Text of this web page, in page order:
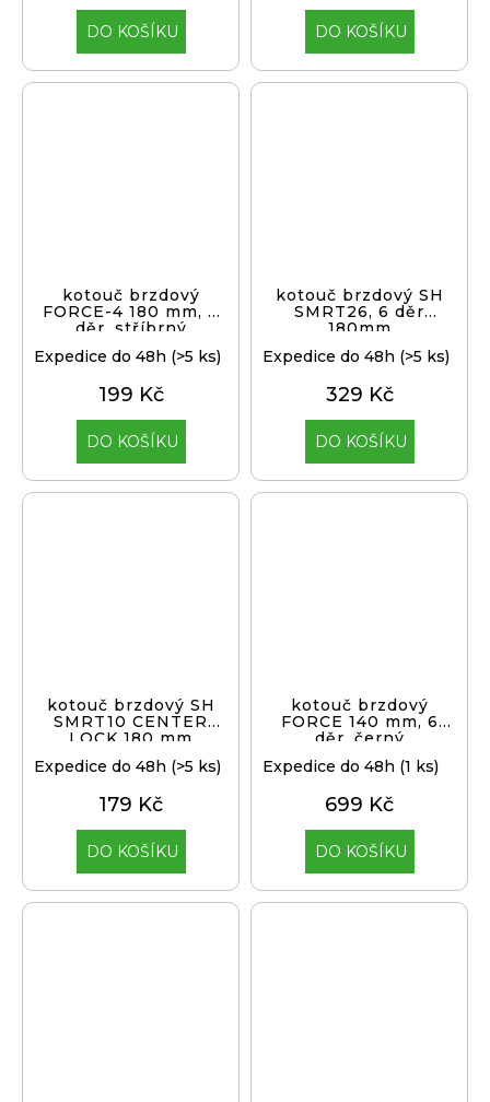
DO KOŠÍKU DO KOŠÍKU
kotouč brzdový
FORCE-4 180 mm, 6
děr, stříbrný
Expedice do 48h (>5 ks)
199 Kč
DO KOŠÍKU
kotouč brzdový SH
SMRT26, 6 děr
180mm
Expedice do 48h (>5 ks)
329 Kč
DO KOŠÍKU
kotouč brzdový SH
SMRT10 CENTER
LOCK 180 mm
Expedice do 48h (>5 ks)
179 Kč
DO KOŠÍKU
kotouč brzdový
FORCE 140 mm, 6
děr, černý
Expedice do 48h (1 ks)
699 Kč
DO KOŠÍKU